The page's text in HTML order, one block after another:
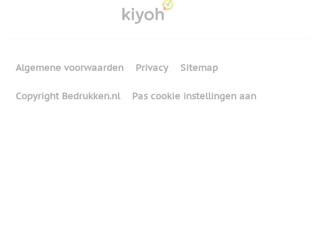
Algemene voorwaarden Privacy Sitemap
Copyright Bedrukken.nl Pas cookie instellingen aan